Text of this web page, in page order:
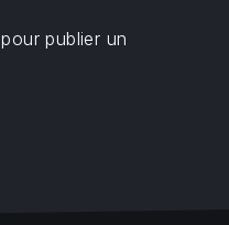
pour publier un